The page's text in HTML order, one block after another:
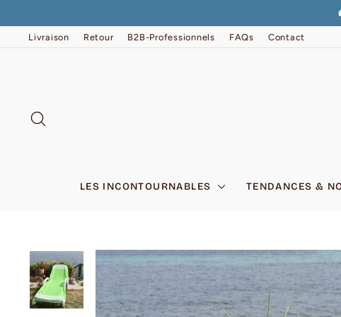
contenuLivraison Retour B2B-Professionnels FAQs Contact
LES INCONTOURNABLES TENDANCES &